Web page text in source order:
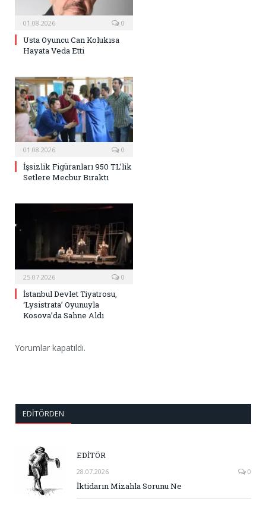
01.08.2026 0
Usta Oyuncu Can Kolukısa
Hayata Veda Etti
01.08.2026 0
İşsizlik Figüranları 950 TL’lik
Setlere Mecbur Bıraktı
25.07.2026 0
İstanbul Devlet Tiyatrosu,
‘Lysistrata’ Oyunuyla
Kosova’da Sahne Aldı
Yorumlar kapatıldı.
EDITÖRDEN
EDİTÖR
28.07.2026 0
İktidarın Mizahla Sorunu Ne